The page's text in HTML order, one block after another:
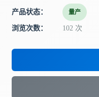
产品状态： 量产
浏览次数： 102 次